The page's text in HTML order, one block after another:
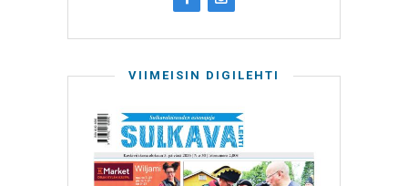
VIIMEISIN DIGILEHTI